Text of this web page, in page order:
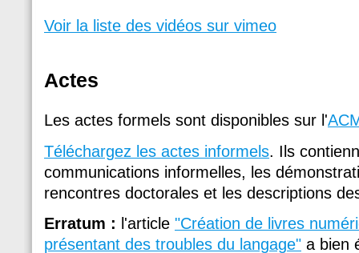
Voir la liste des vidéos sur vimeo
Actes
Les actes formels sont disponibles sur l'
Téléchargez les actes informels. Ils
communications informelles, les
rencontres doctorales et les descriptions
Erratum : l'article "Création de livres
présentant des troubles du langage" a bien